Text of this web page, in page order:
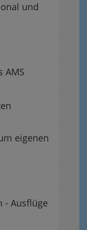
und
AMS
eigenen
- Ausflüge